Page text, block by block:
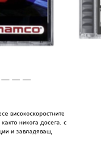
високоскоростните
никога досега, с
и завладяващ